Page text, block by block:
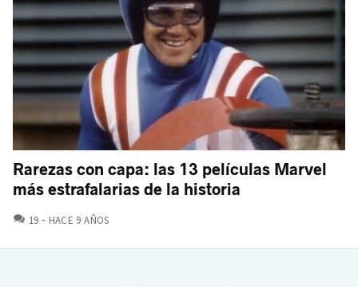
Rarezas con capa: las 13 películas Marvel
más estrafalarias de la historia
19 COMENTARIOS
HACE 9 AÑOS